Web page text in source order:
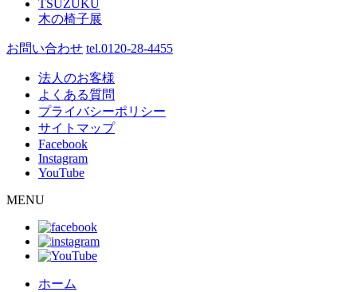
TSUZUKU
木の椅子展
お問い合わせ tel.0120-28-4455
法人のお客様
よくある質問
プライバシーポリシー
サイトマップ
Facebook
Instagram
YouTube
MENU
ホーム